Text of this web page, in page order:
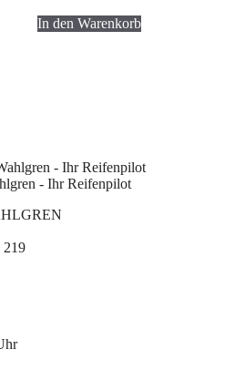
In den Warenkorb
- Ihr Reifenpilot
219